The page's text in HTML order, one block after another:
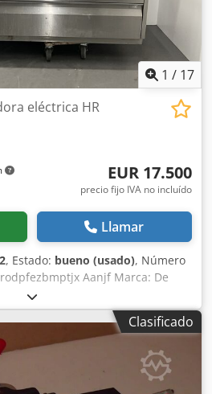
1 / 17
eléctrica HR
EUR 17.500
precio fijo IVA no incluído
Llamar
, Estado: bueno (usado), Número
Aanjf Marca: De
del producto: Freidoras
920 mm Altura: 1800 mm
Potencia (W): 47150 Año de
con sistema de filtrado de
ORE440 y 2x ORE540) y bandeja
Clasificado